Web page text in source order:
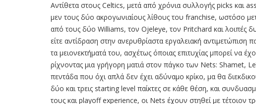
Αντίθετα στους Celtics, μετά από χρόνια συλλογής picks και
μεν τους δύο ακρογωνιαίους λίθους του franchise, ωστόσο
από τους δύο Williams, τον Ojeleye, τον Pritchard και λοιπές
είτε αντίδραση στην ανερυθρίαστα εργαλειακή
τα μειονεκτήματά του, ασχέτως όποιας επιτυχίας μπορεί να
ρίχνοντας μια γρήγορη ματιά στον πάγκο των Nets: Shamet,
πεντάδα που όχι απλά δεν έχει αδύναμο κρίκο, μα θα
δύο και τρεις starting level παίκτες σε κάθε θέση, και
τους και playoff experience, οι Nets έχουν στηθεί με τέτοιον